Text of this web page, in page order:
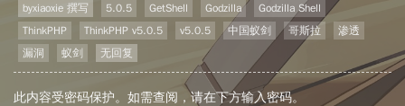
byxiaoxie 撰写 5.0.5 GetShell Godzilla
Godzilla Shell
ThinkPHP
ThinkPHP v5.0.5 v5.0.5 中国蚁剑 哥斯拉
渗透
漏洞
蚁剑 无回复
此内容受密码保护。如需查阅，请在下方输入密码。